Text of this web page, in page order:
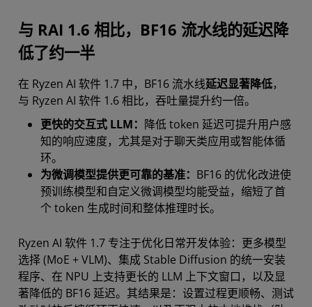
与 RAI 1.6 相比，BF16 流水线的延迟降
低了约一半
在 Ryzen AI 软件 1.7 中，BF16 流水线延迟显著降低，
与 Ryzen AI 软件 1.6 相比，吞吐量提升约一倍。
更快的交互式 LLM： 降低 token 延迟可提升用户感
知的响应速度，尤其是对于聊天类应用或智能体循
环。
为微调模型提供更可靠的基准： BF16 的优化改进使
预训练模型和自定义微调模型均能受益，缩短了首
个 token 生成时间和整体推理时长。
Ryzen AI 软件 1.7 专注于优化日常开发体验：更多模型
选择 (MoE + VLM)、集成 Stable Diffusion 的统一安装
程序、在 NPU 上支持更长的 LLM 上下文窗口，以及显
著降低的 BF16 延迟。其结果是：设置过程更顺畅、测试